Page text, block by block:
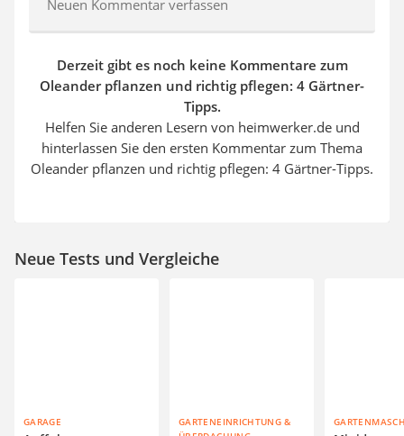
Neuen Kommentar verfassen
Derzeit gibt es noch keine Kommentare zum
Oleander pflanzen und richtig pflegen: 4 Gärtner-
Tipps.
Helfen Sie anderen Lesern von heimwerker.de und
hinterlassen Sie den ersten Kommentar zum Thema
Oleander pflanzen und richtig pflegen: 4 Gärtner-Tipps.
Neue Tests und Vergleiche
GARAGE
GARTENEINRICHTUNG &